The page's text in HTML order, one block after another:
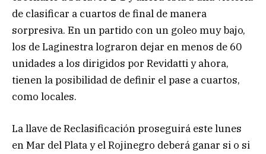
de clasificar a cuartos de final de manera
sorpresiva. En un partido con un goleo muy bajo,
los de Laginestra lograron dejar en menos de 60
unidades a los dirigidos por Revidatti y ahora,
tienen la posibilidad de definir el pase a cuartos,
como locales.
La llave de Reclasificación proseguirá este lunes
en Mar del Plata y el Rojinegro deberá ganar si o si